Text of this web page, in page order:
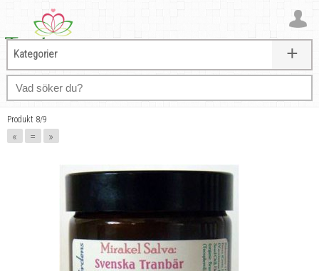
+
Kategorier
Produkt 8/9
« = »